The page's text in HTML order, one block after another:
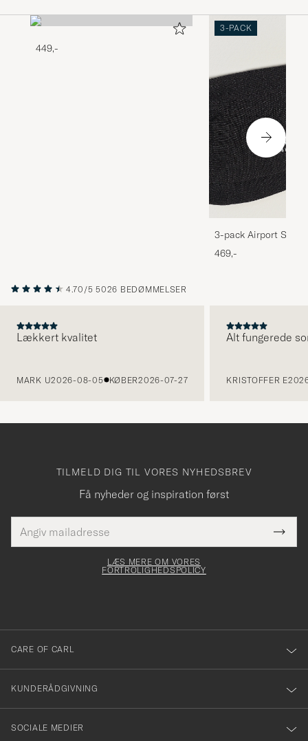
449,-
3-PACK
3-pack Airport
Melange
469,-
4.70/5 5026 BEDØMMELSER
Lækkert kvalitet
MARK U2026-08-05 KØBER2026-07-27
Alt fungerede
KRISTOFFER E
TILMELD DIG TIL VORES NYHEDSBREV
Få nyheder og inspiration først
mailadresse
skal
Tack
för
dig
till
vårt
nyhetsbrev!
LÆS MERE OM VORES
FORTROLIGHEDSPOLICY
CARE OF CARL
KUNDERÅDGIVNING
SOCIALE MEDIER